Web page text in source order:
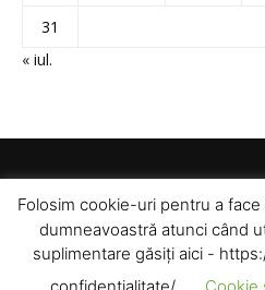
31
« iul.
Folosim cookie-uri pentru a
dumneavoastră atunci când
suplimentare găsiți aici -